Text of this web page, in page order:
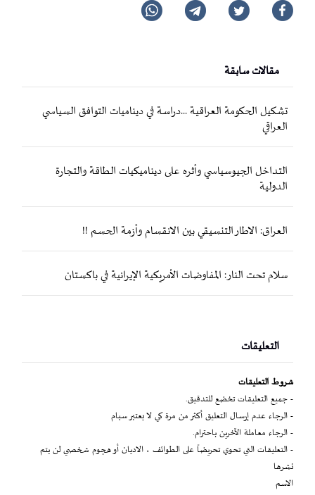
مقالات سابقة
تشكيل الحكومة العراقية ...دراسة في ديناميات التوافق السياسي
العراقي
التداخل الجيوسياسي وأثره على ديناميكيات الطاقة والتجارة
الدولية
العراق: الاطار التنسيقي بين الانقسام وأزمة الحسم !!
سلام تحت النار: المفاوضات الأمريكية الإيرانية في باكستان
التعليقات
شروط التعليقات
- جميع التعليقات تخضع للتدقيق.
- الرجاء عدم إرسال التعليق أكثر من مرة كي لا يعتبر سبام
- الرجاء معاملة الآخرين باحترام.
- التعليقات التي تحوي تحريضاً على الطوائف ، الاديان أو هجوم شخصي لن يتم
نشرها
الاسم